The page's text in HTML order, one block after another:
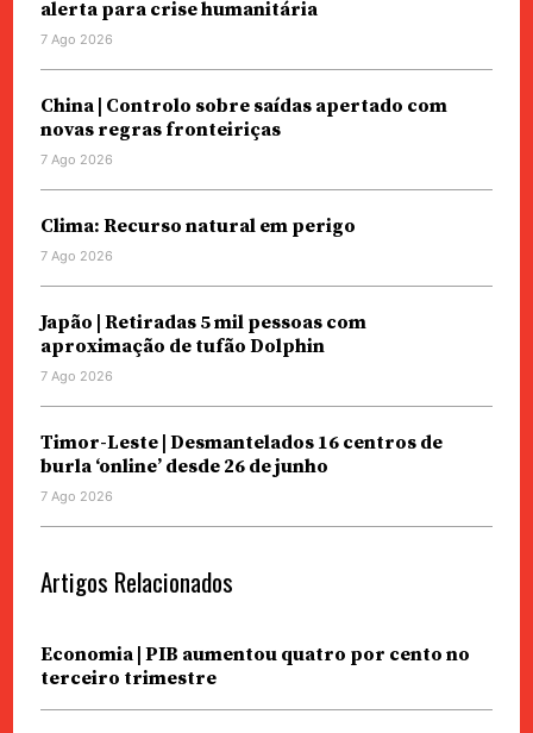
alerta para crise humanitária
7 Ago 2026
China | Controlo sobre saídas apertado com
novas regras fronteiriças
7 Ago 2026
Clima: Recurso natural em perigo
7 Ago 2026
Japão | Retiradas 5 mil pessoas com
aproximação de tufão Dolphin
7 Ago 2026
Timor-Leste | Desmantelados 16 centros de
burla ‘online’ desde 26 de junho
7 Ago 2026
Artigos Relacionados
Economia | PIB aumentou quatro por cento no
terceiro trimestre